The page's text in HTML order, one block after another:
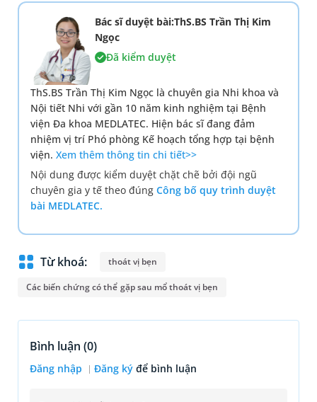
Bác sĩ duyệt bài:ThS.BS Trần Thị Kim
Ngọc
Đã kiểm duyệt
ThS.BS Trần Thị Kim Ngọc là chuyên gia Nhi khoa và
Nội tiết Nhi với gần 10 năm kinh nghiệm tại Bệnh
viện Đa khoa MEDLATEC. Hiện bác sĩ đang đảm
nhiệm vị trí Phó phòng Kế hoạch tổng hợp tại bệnh
viện. Xem thêm thông tin chi tiết>>
Nội dung được kiểm duyệt chặt chẽ bởi đội ngũ
chuyên gia y tế theo đúng Công bố quy trình duyệt
bài MEDLATEC.
Từ khoá: thoát vị bẹn
Các biến chứng có thể gặp sau mổ thoát vị bẹn
Bình luận (0)
Đăng nhập Đăng ký để bình luận